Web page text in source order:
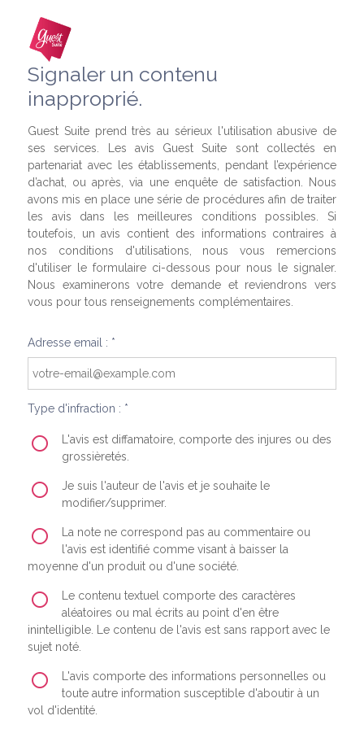
Signaler un contenu
inapproprié.
Guest Suite prend très au sérieux l'utilisation abusive de
ses services. Les avis Guest Suite sont collectés en
partenariat avec les établissements, pendant l’expérience
d’achat, ou après, via une enquête de satisfaction. Nous
avons mis en place une série de procédures afin de traiter
les avis dans les meilleures conditions possibles. Si
toutefois, un avis contient des informations contraires à
nos conditions d'utilisations, nous vous remercions
d'utiliser le formulaire ci-dessous pour nous le signaler.
Nous examinerons votre demande et reviendrons vers
vous pour tous renseignements complémentaires.
Adresse email : *
Type d'infraction : *
L'avis est diffamatoire, comporte des injures ou des
grossièretés.
Je suis l'auteur de l'avis et je souhaite le
modifier/supprimer.
La note ne correspond pas au commentaire ou
l'avis est identifié comme visant à baisser la
moyenne d'un produit ou d'une société.
Le contenu textuel comporte des caractères
aléatoires ou mal écrits au point d'en être
inintelligible. Le contenu de l'avis est sans rapport avec le
sujet noté.
L'avis comporte des informations personnelles ou
toute autre information susceptible d'aboutir à un
vol d'identité.